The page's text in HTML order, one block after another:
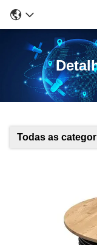
Todas as